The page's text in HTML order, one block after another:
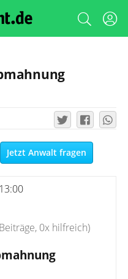
Jetzt Anwalt fragen
0x hilfreich)